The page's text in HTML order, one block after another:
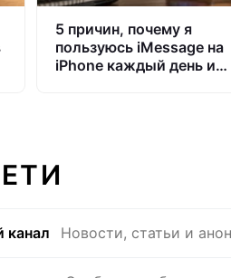
5 причин, почему я
пользуюсь iMessage на
iPhone каждый день и
канал Новости, статьи и